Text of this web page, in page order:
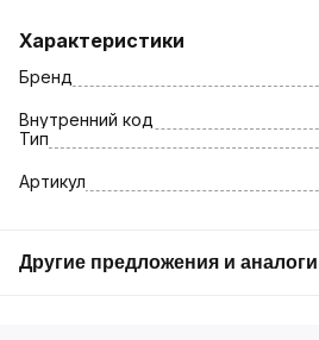
Характеристики
Бренд
Внутренний код
Тип
Артикул
Другие предложения и аналоги